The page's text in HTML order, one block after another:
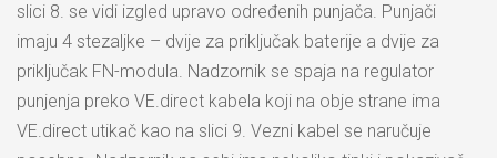
slici 8. se vidi izgled upravo određenih punjača. Punjači
imaju 4 stezaljke – dvije za priključak baterije a dvije za
priključak FN-modula. Nadzornik se spaja na regulator
punjenja preko VE.direct kabela koji na obje strane ima
VE.direct utikač kao na slici 9. Vezni kabel se naručuje